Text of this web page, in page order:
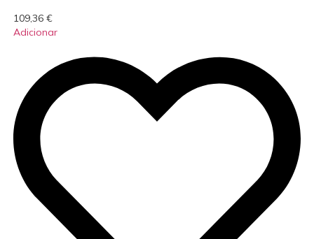
109,36 €
Adicionar